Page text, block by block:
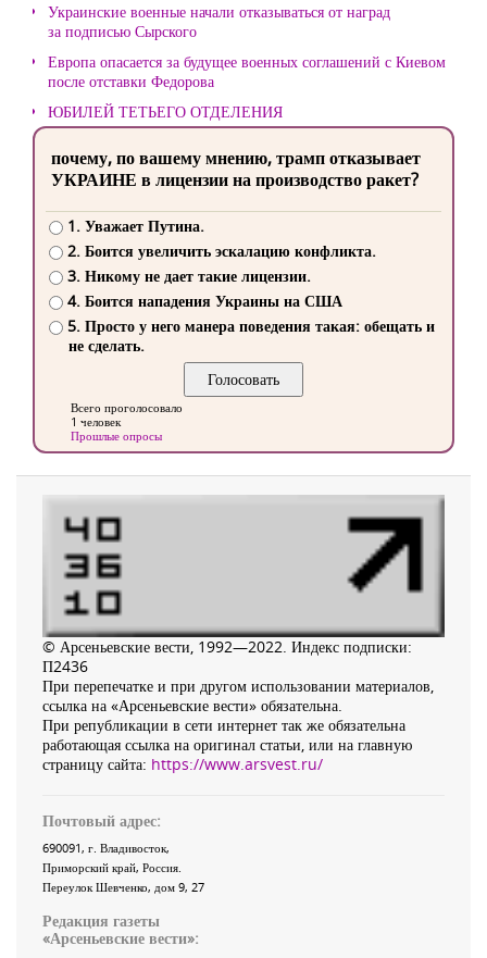
Украинские военные начали отказываться от наград
за подписью Сырского
Европа опасается за будущее военных соглашений с Киевом
после отставки Федорова
ЮБИЛЕЙ ТЕТЬЕГО ОТДЕЛЕНИЯ
почему, по вашему мнению, трамп отказывает
УКРАИНЕ в лицензии на производство ракет?
1. Уважает Путина.
2. Боится увеличить эскалацию конфликта.
3. Никому не дает такие лицензии.
4. Боится нападения Украины на США
5. Просто у него манера поведения такая: обещать и
не сделать.
Всего проголосовало
1 человек
Прошлые опросы
© Арсеньевские вести, 1992—2022. Индекс подписки:
П2436
При перепечатке и при другом использовании материалов,
ссылка на «Арсеньевские вести» обязательна.
При републикации в сети интернет так же обязательна
работающая ссылка на оригинал статьи, или на главную
страницу сайта: https://www.arsvest.ru/
Почтовый адрес:
690091, г. Владивосток,
Приморский край, Россия
Переулок Шевченко, дом 9, 27
Редакция газеты
«Арсеньевские вести»: